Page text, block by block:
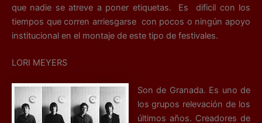
que nadie se atreve a poner etiquetas. Es dificil con los
tiempos que corren arriesgarse con pocos o ningún apoyo
institucional en el montaje de este tipo de festivales.
LORI MEYERS
Son de Granada. Es uno de
los grupos relevación de los
últimos años. Creadores de